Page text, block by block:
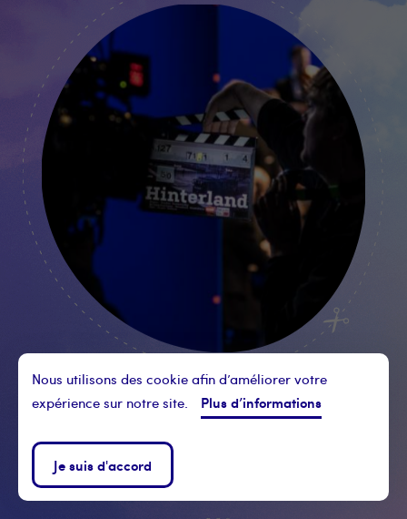
Ronald Grauer - benuts
HINTERLAND, ÉTUDE DE CAS
Nous utilisons des cookie afin d’améliorer votre
expérience sur notre site.
Plus d’informations
Je suis d'accord